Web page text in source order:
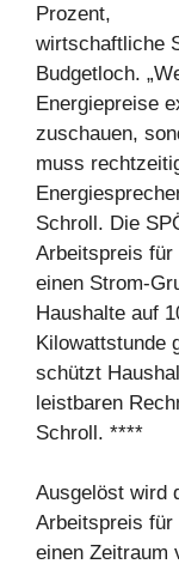
Prozent,
wirtschaftliche
Budgetloch.
Energiepreise
zuschauen,
muss
Schroll. Die
Arbeitspreis für
einen Strom-
Haushalte auf
Kilowattstunde
schützt
leistbaren
Schroll. ****
Ausgelöst wird
Arbeitspreis für
einen Zeitraum